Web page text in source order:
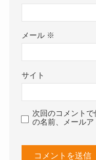
メール ※
サイト
次回のコメント
の名前、メールア